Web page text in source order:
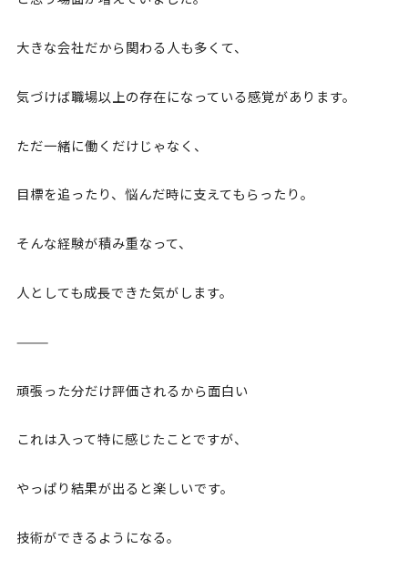
大きな会社だから関わる人も多くて、
気づけば職場以上の存在になっている感覚があります。
ただ一緒に働くだけじゃなく、
目標を追ったり、悩んだ時に支えてもらったり。
そんな経験が積み重なって、
人としても成長できた気がします。
⸻
頑張った分だけ評価されるから面白い
これは入って特に感じたことですが、
やっぱり結果が出ると楽しいです。
技術ができるようになる。